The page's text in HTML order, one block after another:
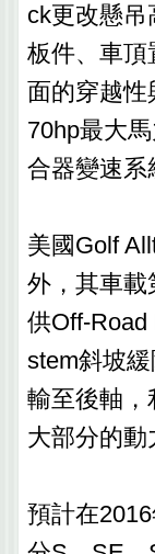
ck更改懸
板件、車頂
面的穿越性
70hp最大
合器變速系
美國Golf
外，其車載
供Off-
stem斜坡
輸至後軸，
大部分的
預計在